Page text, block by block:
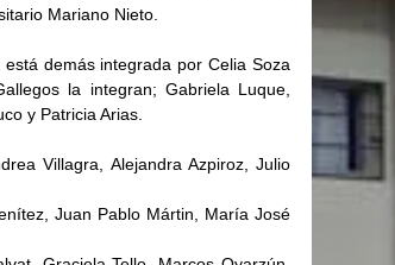
Mariano Nieto.
demás integrada por Celia Soza
la integran; Gabriela Luque,
y Patricia Arias.
Villagra, Alejandra Azpiroz, Julio
Juan Pablo Mártin, María José